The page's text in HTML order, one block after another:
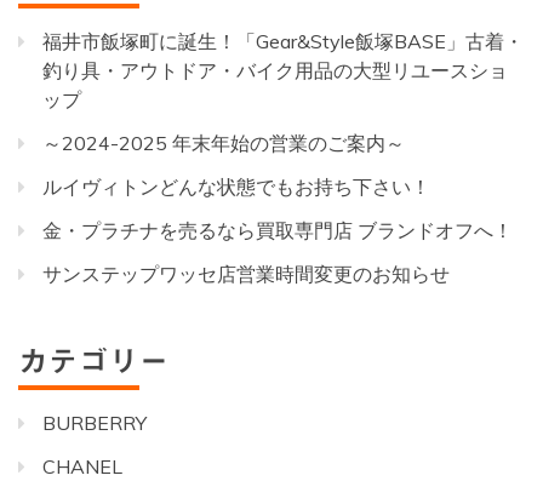
福井市飯塚町に誕生！「Gear&Style飯塚BASE」古着・
釣り具・アウトドア・バイク用品の大型リユースショ
ップ
～2024-2025 年末年始の営業のご案内～
ルイヴィトンどんな状態でもお持ち下さい！
金・プラチナを売るなら買取専門店 ブランドオフへ！
サンステップワッセ店営業時間変更のお知らせ
カテゴリー
BURBERRY
CHANEL